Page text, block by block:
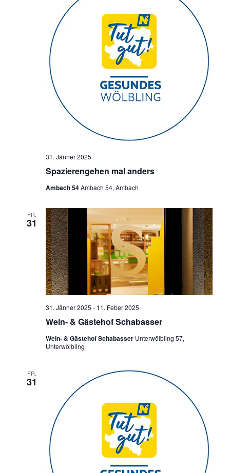
Spazierengehen mal anders
31. Jänner 2025
Ambach 54Ambach 54, Ambach
FR.
31
Wein- & Gästehof Schabasser
31. Jänner 2025 - 11. Feber 2025
Wein- & Gästehof Schabasser Unterwölbling 57,
Unterwölbling
FR.
31